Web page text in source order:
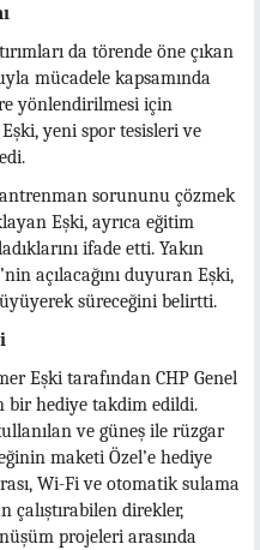
da törende öne çıkan
mücadele kapsamında
yönlendirilmesi için
yeni spor tesisleri ve
sorununu çözmek
Eşki, ayrıca eğitim
ifade etti. Yakın
açılacağını duyuran Eşki,
süreceğini belirtti.
Eşki tarafından CHP Genel
bir hediye takdim edildi.
ve güneş ile rüzgar
maketi Özel’e hediye
Wi-Fi ve otomatik sulama
çalıştırabilen direkler,
projeleri arasında